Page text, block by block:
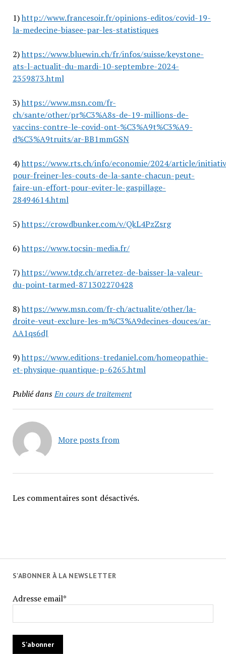
1)http://www.francesoir.fr/opinions-editos/covid-19-
la-medecine-biasee-par-les-statistiques
2)https://www.bluewin.ch/fr/infos/suisse/keystone-
ats-l-actualit-du-mardi-10-septembre-2024-
2359873.html
3)https://www.msn.com/fr-
ch/sante/other/pr%C3%A8s-de-19-millions-de-
vaccins-contre-le-covid-ont-%C3%A9t%C3%A9-
d%C3%A9truits/ar-BB1mmGSN
4)https://www.rts.ch/info/economie/2024/article/
pour-freiner-les-couts-de-la-sante-chacun-peut-
faire-un-effort-pour-eviter-le-gaspillage-
28494614.html
5)https://crowdbunker.com/v/QkL4PzZsrg
6)https://www.tocsin-media.fr/
7)https://www.tdg.ch/arretez-de-baisser-la-valeur-
du-point-tarmed-871302270428
8)https://www.msn.com/fr-ch/actualite/other/la-
droite-veut-exclure-les-m%C3%A9decines-douces/ar-
AA1qs6dJ
9)https://www.editions-tredaniel.com/homeopathie-
et-physique-quantique-p-6265.html
Publié dansEn cours de traitement
More posts from
Les commentaires sont désactivés.
S'ABONNER À LA NEWSLETTER
Adresse email*